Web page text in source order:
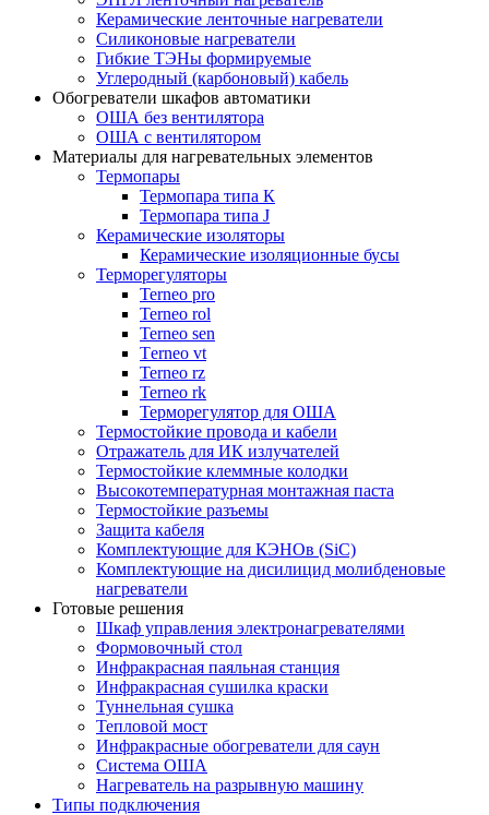
Керамические ленточные нагреватели
Силиконовые нагреватели
Гибкие ТЭНы формируемые
Углеродный (карбоновый) кабель
Обогреватели шкафов автоматики
ОША без вентилятора
ОША с вентилятором
Материалы для нагревательных элементов
Термопары
Термопара типа К
Термопара типа J
Керамические изоляторы
Керамические изоляционные бусы
Терморегуляторы
Terneo pro
Terneo rol
Terneo sen
Тerneo vt
Terneo rz
Terneo rk
Терморегулятор для ОША
Термостойкие провода и кабели
Отражатель для ИК излучателей
Термостойкие клеммные колодки
Высокотемпературная монтажная паста
Термостойкие разъемы
Защита кабеля
Комплектующие для КЭНОв (SiC)
Комплектующие на дисилицид молибденовые
нагреватели
Готовые решения
Шкаф управления электронагревателями
Формовочный стол
Инфракрасная паяльная станция
Инфракрасная сушилка краски
Туннельная сушка
Тепловой мост
Инфракрасные обогреватели для саун
Система ОША
Нагреватель на разрывную машину
Типы подключения